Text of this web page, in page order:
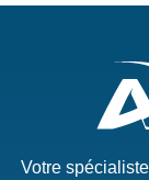
Votre